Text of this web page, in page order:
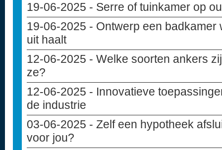
19-06-2025 - Serre of tuinkamer op
19-06-2025 - Ontwerp een badkamer
uit haalt
12-06-2025 - Welke soorten ankers
ze?
12-06-2025 - Innovatieve
de industrie
03-06-2025 - Zelf een hypotheek
voor jou?